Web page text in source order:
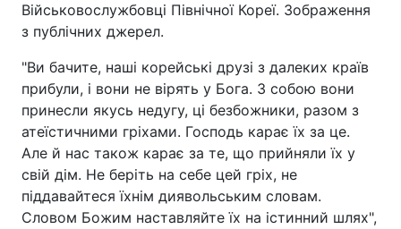
Військовослужбовці Північної Кореї. Зображення
з публічних джерел.
"Ви бачите, наші корейські друзі з далеких країв
прибули, і вони не вірять у Бога. З собою вони
принесли якусь недугу, ці безбожники, разом з
атеїстичними гріхами. Господь карає їх за це.
Але й нас також карає за те, що прийняли їх у
свій дім. Не беріть на себе цей гріх, не
піддавайтеся їхнім диявольським словам.
Словом Божим наставляйте їх на істинний шлях",